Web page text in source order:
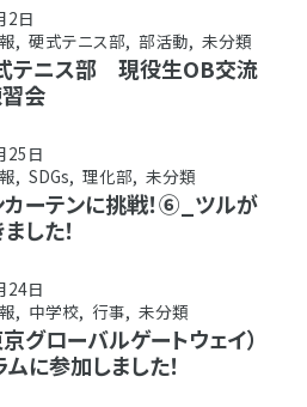
2日
, 硬式テニス部, 部活動, 未分類
テニス部 現役生OB交流
会
25日
, SDGs, 理化部, 未分類
カーテンに挑戦！⑥_ツルが
した！
24日
, 中学校, 行事, 未分類
京グローバルゲートウェイ）
に参加しました！